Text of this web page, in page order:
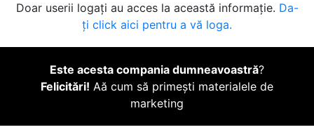
Doar userii logați au acces la această informație. Da-
ți click aici pentru a vă loga.
Este acesta compania dumneavoastră?
Felicitări! Aă cum să primești materialele de
marketing